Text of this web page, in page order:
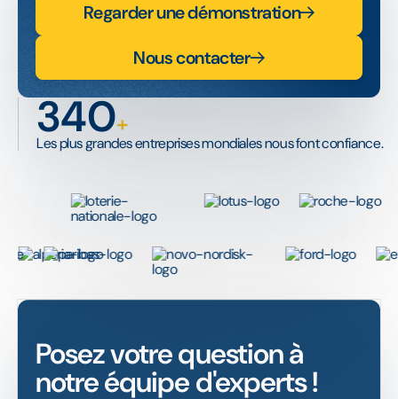
Regarder une démonstration
Nous contacter
340+
Les plus grandes entreprises mondiales nous font confiance.
Posez votre question à
notre équipe d'experts !